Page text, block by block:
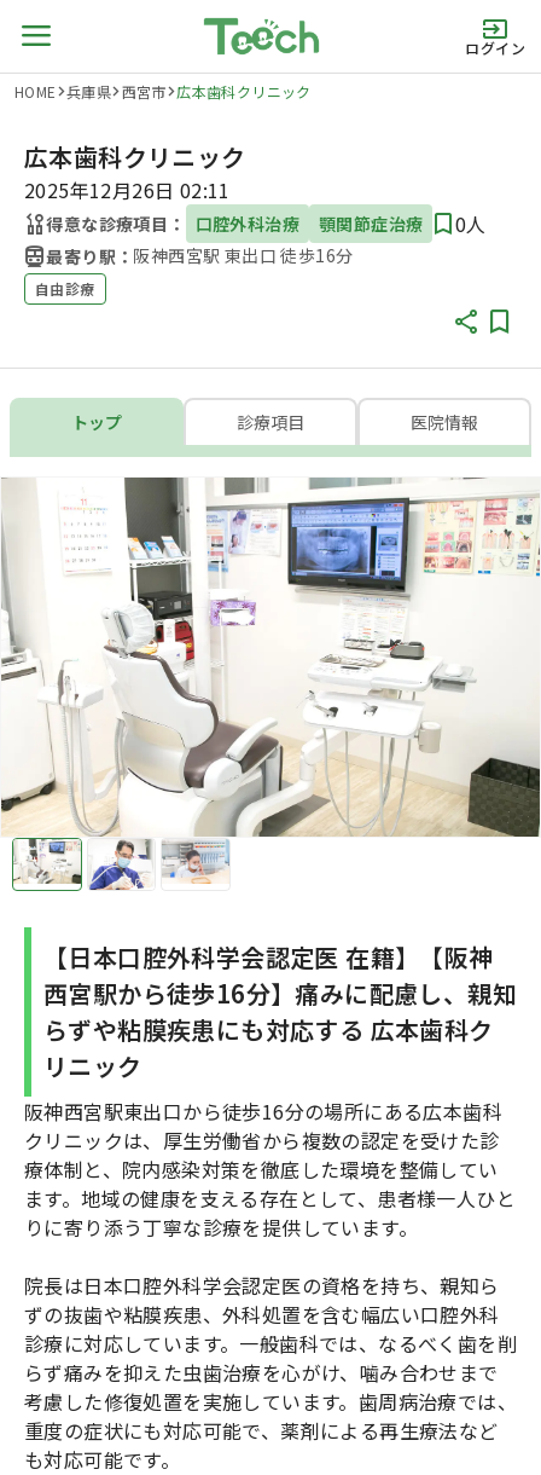
ログイン
HOME 兵庫県 西宮市 広本歯科クリニック
広本歯科クリニック
2025年12月26日 02:11
得意な診療項目： 口腔外科治療 顎関節症治療 0人
最寄り駅： 阪神西宮駅 東出口 徒歩16分
自由診療
トップ 診療項目 医院情報
【日本口腔外科学会認定医 在籍】【阪神
西宮駅から徒歩16分】痛みに配慮し、親知
らずや粘膜疾患にも対応する 広本歯科ク
リニック
阪神西宮駅東出口から徒歩16分の場所にある広本歯科
クリニックは、厚生労働省から複数の認定を受けた診
療体制と、院内感染対策を徹底した環境を整備してい
ます。地域の健康を支える存在として、患者様一人ひと
りに寄り添う丁寧な診療を提供しています。
院長は日本口腔外科学会認定医の資格を持ち、親知ら
ずの抜歯や粘膜疾患、外科処置を含む幅広い口腔外科
診療に対応しています。一般歯科では、なるべく歯を削
らず痛みを抑えた虫歯治療を心がけ、噛み合わせまで
考慮した修復処置を実施しています。歯周病治療では、
重度の症状にも対応可能で、薬剤による再生療法など
も対応可能です。